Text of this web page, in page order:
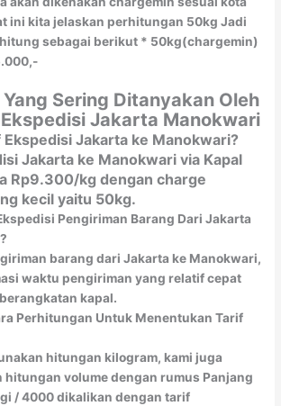
ini kita jelaskan perhitungan 50kg Jadi
sebagai berikut * 50kg(chargemin)
Sering Ditanyakan Oleh
Jakarta Manokwari
Ekspedisi Jakarta ke Manokwari?
Jakarta ke Manokwari via Kapal
Rp9.300/kg dengan charge
kecil yaitu 50kg.
Pengiriman Barang Dari Jakarta
barang dari Jakarta ke Manokwari,
waktu pengiriman yang relatif cepat
kapal.
Perhitungan Untuk Menentukan Tarif
hitungan kilogram, kami juga
hitungan volume dengan rumus Panjang
/ 4000 dikalikan dengan tarif